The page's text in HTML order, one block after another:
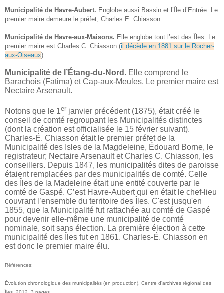
Municipalité de Havre-Aubert. Englobe aussi Bassin et l’Ïle d’Entrée. Le
premier maire demeure le préfet, Charles E. Chiasson.
Municipalité de Havre-aux-Maisons. Elle englobe tout l’est des Îles. Le
premier maire est Charles C. Chiasson (il décède en 1881 sur le Rocher-
aux-Oiseaux).
Municipalité de l’Étang-du-Nord. Elle comprend le
Barachois (Fatima) et Cap-aux-Meules. Le premier maire est
Nectaire Arsenault.
Notons que le 1er janvier précédent (1875), était créé le
conseil de comté regroupant les Municipalités distinctes
(dont la création est officialisée le 15 février suivant).
Charles-É. Chiasson était le premier préfet de la
Municipalité des Isles de la Magdeleine, Édouard Borne, le
registrateur; Nectaire Arsenault et Charles C. Chiasson, les
conseillers. Depuis 1847, les municipalités dites de paroisse
étaient remplacées par des municipalités de comté. Celle
des
Îles de la Madeleine était une entité couverte par le
comté de Gaspé. C’est Havre-Aubert qui en était le chef-lieu
couvrant l’ensemble du territoire des Îles. C'est jusqu'en
1855, que la Municipalité fut rattachée au comté de Gaspé
pour devenir elle-même une municipalité de comté
nominale, soit sans élection. La première élection à cette
municipalité des Îles fut en 1861. Charles-É. Chiasson en
est donc le premier maire élu.
Références:
Évolution chronologique des municipalités (en production). Centre d'archives régional des
Îles. 2012. 3 pages.